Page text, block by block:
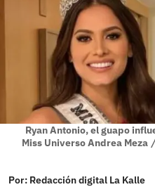
Ryan Antonio, el guapo
Miss Universo Andrea Meza
Por: Redacción digital La Kalle